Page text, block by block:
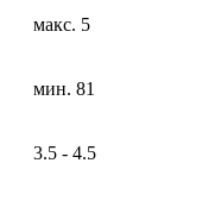
макс. 5
мин. 81
3.5 - 4.5